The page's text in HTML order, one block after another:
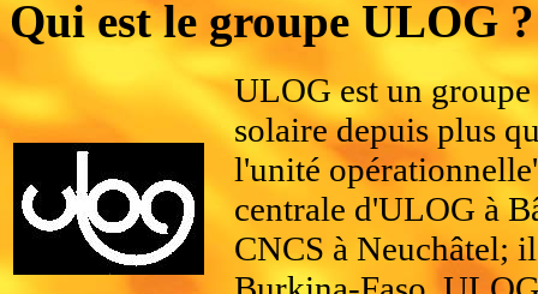
Qui est le groupe ULOG ?
ULOG est un
solaire depuis plus
l'unité
centrale d'ULOG à
CNCS à Neuchâtel;